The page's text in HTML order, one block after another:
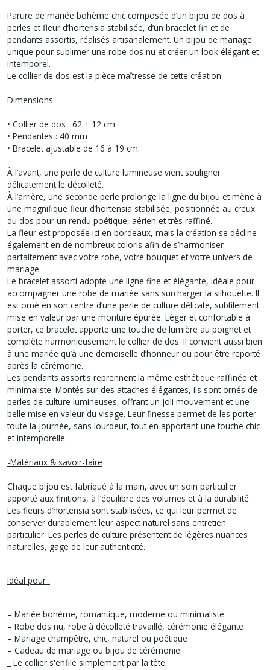
Parure de mariée bohème chic composée d’un bijou de dos à
perles et fleur d’hortensia stabilisée, d’un bracelet fin et de
pendants assortis, réalisés artisanalement. Un bijou de mariage
unique pour sublimer une robe dos nu et créer un look élégant et
intemporel.
Le collier de dos est la pièce maîtresse de cette création.
Dimensions:
• Collier de dos : 62 + 12 cm
• Pendantes : 40 mm
• Bracelet ajustable de 16 à 19 cm.
À l’avant, une perle de culture lumineuse vient souligner
délicatement le décolleté.
À l’arrière, une seconde perle prolonge la ligne du bijou et mène à
une magnifique fleur d’hortensia stabilisée, positionnée au creux
du dos pour un rendu poétique, aérien et très raffiné.
La fleur est proposée ici en bordeaux, mais la création se décline
également en de nombreux coloris afin de s’harmoniser
parfaitement avec votre robe, votre bouquet et votre univers de
mariage.
Le bracelet assorti adopte une ligne fine et élégante, idéale pour
accompagner une robe de mariée sans surcharger la silhouette. Il
est orné en son centre d’une perle de culture délicate, subtilement
mise en valeur par une monture épurée. Léger et confortable à
porter, ce bracelet apporte une touche de lumière au poignet et
complète harmonieusement le collier de dos. Il convient aussi bien
à une mariée qu’à une demoiselle d’honneur ou pour être reporté
après la cérémonie.
Les pendants assortis reprennent la même esthétique raffinée et
minimaliste. Montés sur des attaches élégantes, ils sont ornés de
perles de culture lumineuses, offrant un joli mouvement et une
belle mise en valeur du visage. Leur finesse permet de les porter
toute la journée, sans lourdeur, tout en apportant une touche chic
et intemporelle.
-Matériaux & savoir-faire
Chaque bijou est fabriqué à la main, avec un soin particulier
apporté aux finitions, à l’équilibre des volumes et à la durabilité.
Les fleurs d’hortensia sont stabilisées, ce qui leur permet de
conserver durablement leur aspect naturel sans entretien
particulier. Les perles de culture présentent de légères nuances
naturelles, gage de leur authenticité.
Idéal pour :
– Mariée bohème, romantique, moderne ou minimaliste
– Robe dos nu, robe à décolleté travaillé, cérémonie élégante
– Mariage champêtre, chic, naturel ou poétique
– Cadeau de mariage ou bijou de cérémonie
_ Le collier s'enfile simplement par la tête.